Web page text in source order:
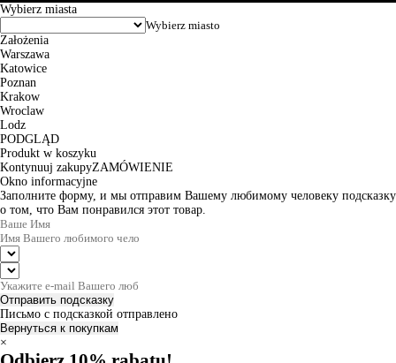
Wybierz miasta
Założenia
Warszawa
Katowice
Poznan
Krakow
Wroclaw
Lodz
PODGLĄD
Produkt w koszyku
Kontynuuj zakupyZAMÓWIENIE
Okno informacyjne
Заполните форму, и мы отправим Вашему любимому человеку подсказку
о том, что Вам понравился этот товар.
Отправить подсказку
Письмо с подсказкой отправлено
Вернуться к покупкам
×